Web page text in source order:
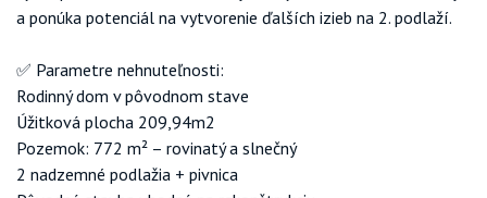
a ponúka potenciál na vytvorenie ďalších izieb na 2. podlaží.
✅ Parametre nehnuteľnosti:
Rodinný dom v pôvodnom stave
Úžitková plocha 209,94m2
Pozemok: 772 m² – rovinatý a slnečný
2 nadzemné podlažia + pivnica